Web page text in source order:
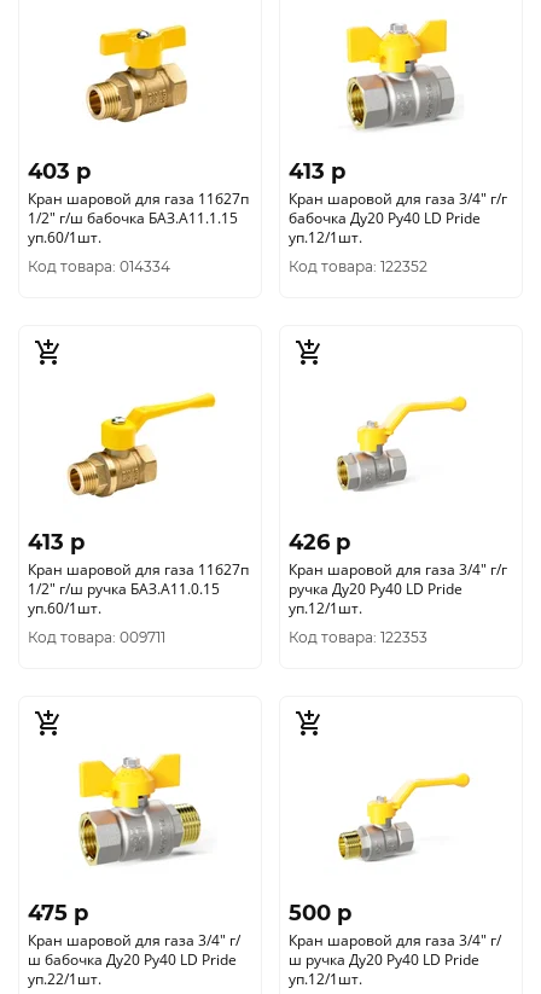
403 p
Кран шаровой для газа 11б27п
1/2" г/ш бабочка БАЗ.А11.1.15
уп.60/1шт.
Код товара: 014334
413 p
Кран шаровой для газа 3/4" г/г
бабочка Ду20 Ру40 LD Pride
уп.12/1шт.
Код товара: 122352
413 p
Кран шаровой для газа 11б27п
1/2" г/ш ручка БАЗ.А11.0.15
уп.60/1шт.
Код товара: 009711
426 p
Кран шаровой для газа 3/4" г/г
ручка Ду20 Ру40 LD Pride
уп.12/1шт.
Код товара: 122353
475 p
Кран шаровой для газа 3/4" г/
ш бабочка Ду20 Ру40 LD Pride
уп.22/1шт.
500 p
Кран шаровой для газа 3/4" г/
ш ручка Ду20 Ру40 LD Pride
уп.12/1шт.